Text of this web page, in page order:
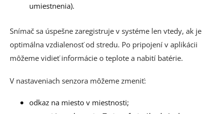
umiestnenia).
Snímač sa úspešne zaregistruje v systéme len vtedy, ak je
optimálna vzdialenosť od stredu. Po pripojení v aplikácii
môžeme vidieť informácie o teplote a nabití batérie.
V nastaveniach senzora môžeme zmeniť:
odkaz na miesto v miestnosti;